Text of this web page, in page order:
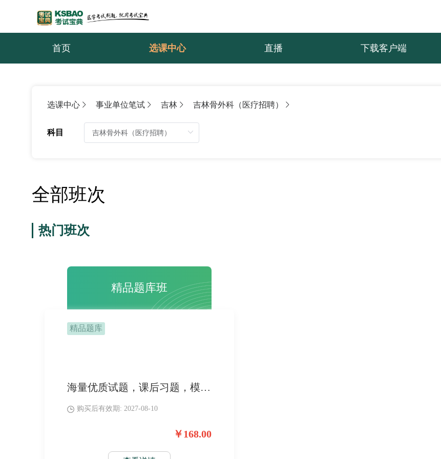
首页 选课中心 直播 下载客户端
选课中心 事业单位笔试 吉林 吉林骨外科（医疗招聘）
科目
全部班次
热门班次
精品题库班
精品题库
海量优质试题，课后习题，模拟试题，历年金题，全方面夯实基础
购买后有效期: 2027-08-10
￥168.00